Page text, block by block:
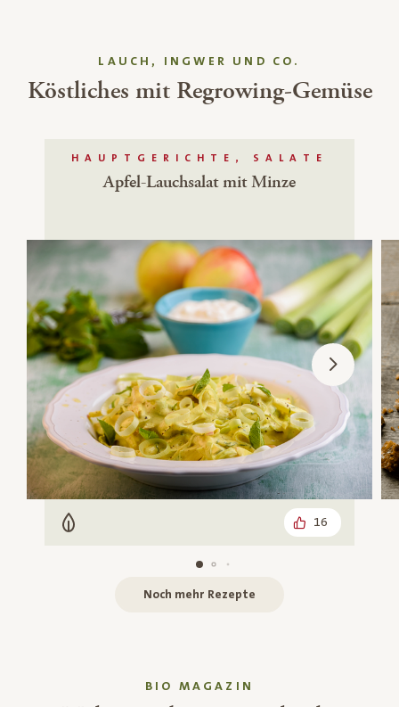
LAUCH, INGWER UND CO.
Köstliches mit Regrowing-Gemüse
HAUPTGERICHTE, SALATE
Apfel-Lauchsalat mit Minze
Vegetarisch 16
Noch mehr Rezepte
BIO MAGAZIN